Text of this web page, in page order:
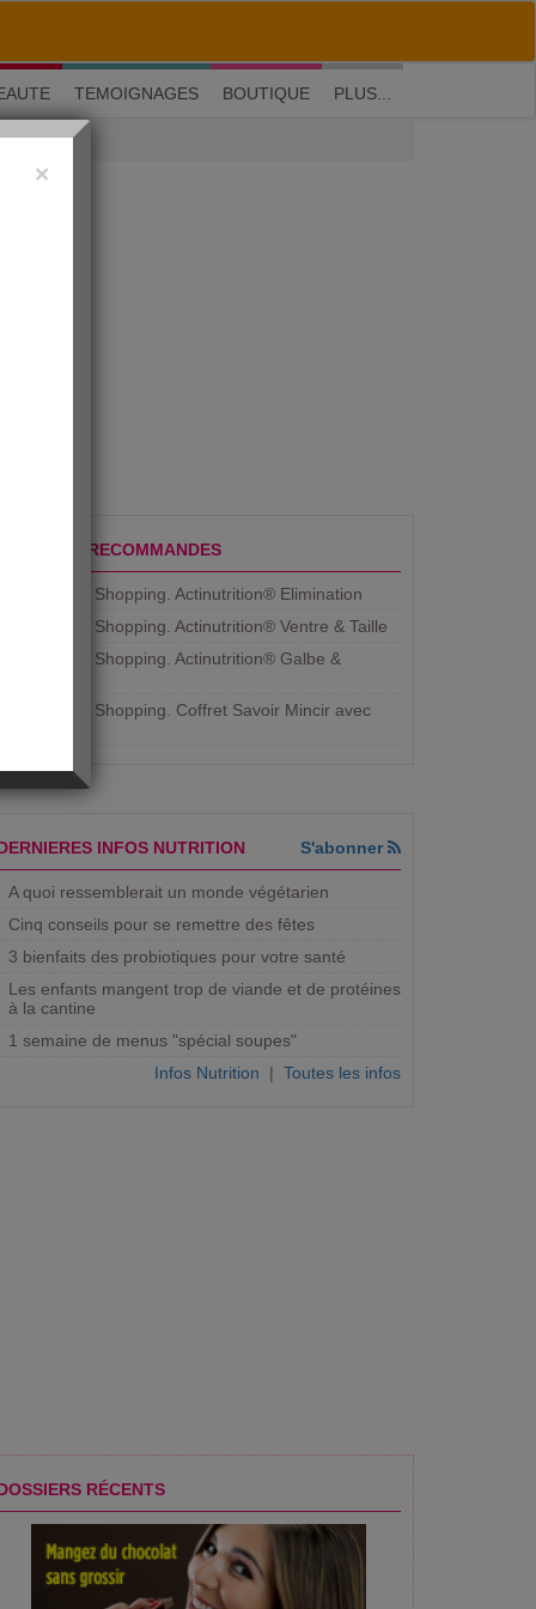
M'inscrire| Me connecter| ? Visite guidée
TEMOIGNAGES BOUTIQUE PLUS...
PRODUITS RECOMMANDES
Aujourdhui Shopping. Actinutrition® Elimination
Aujourdhui Shopping. Actinutrition® Ventre & Taille
Aujourdhui Shopping. Actinutrition® Galbe &
Aujourdhui Shopping. ​Coffret Savoir Mincir avec
INFOS NUTRITION S'abonner
A quoi ressemblerait un monde végétarien
Cinq conseils pour se remettre des fêtes
3 bienfaits des probiotiques pour votre santé
Les enfants mangent trop de viande et de protéines
à la cantine
1 semaine de menus "spécial soupes"
Infos Nutrition | Toutes les infos
RÉCENTS
×